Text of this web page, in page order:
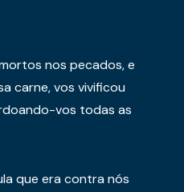
nos pecados, e
carne, vos vivificou
vos todas as
que era contra nós